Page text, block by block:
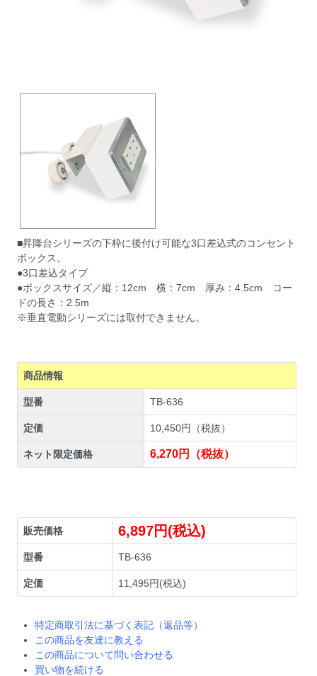
■昇降台シリーズの下枠に後付け可能な3口差込式のコンセント
ボックス。
●3口差込タイプ
●ボックスサイズ／縦：12cm 横：7cm 厚み：4.5cm コー
ドの長さ：2.5m
※垂直電動シリーズには取付できません。
商品情報
型番 TB-636
定価 10,450円（税抜）
ネット限定価格 6,270円（税抜）
販売価格 6,897円(税込)
型番 TB-636
定価 11,495円(税込)
特定商取引法に基づく表記（返品等）
この商品を友達に教える
この商品について問い合わせる
買い物を続ける